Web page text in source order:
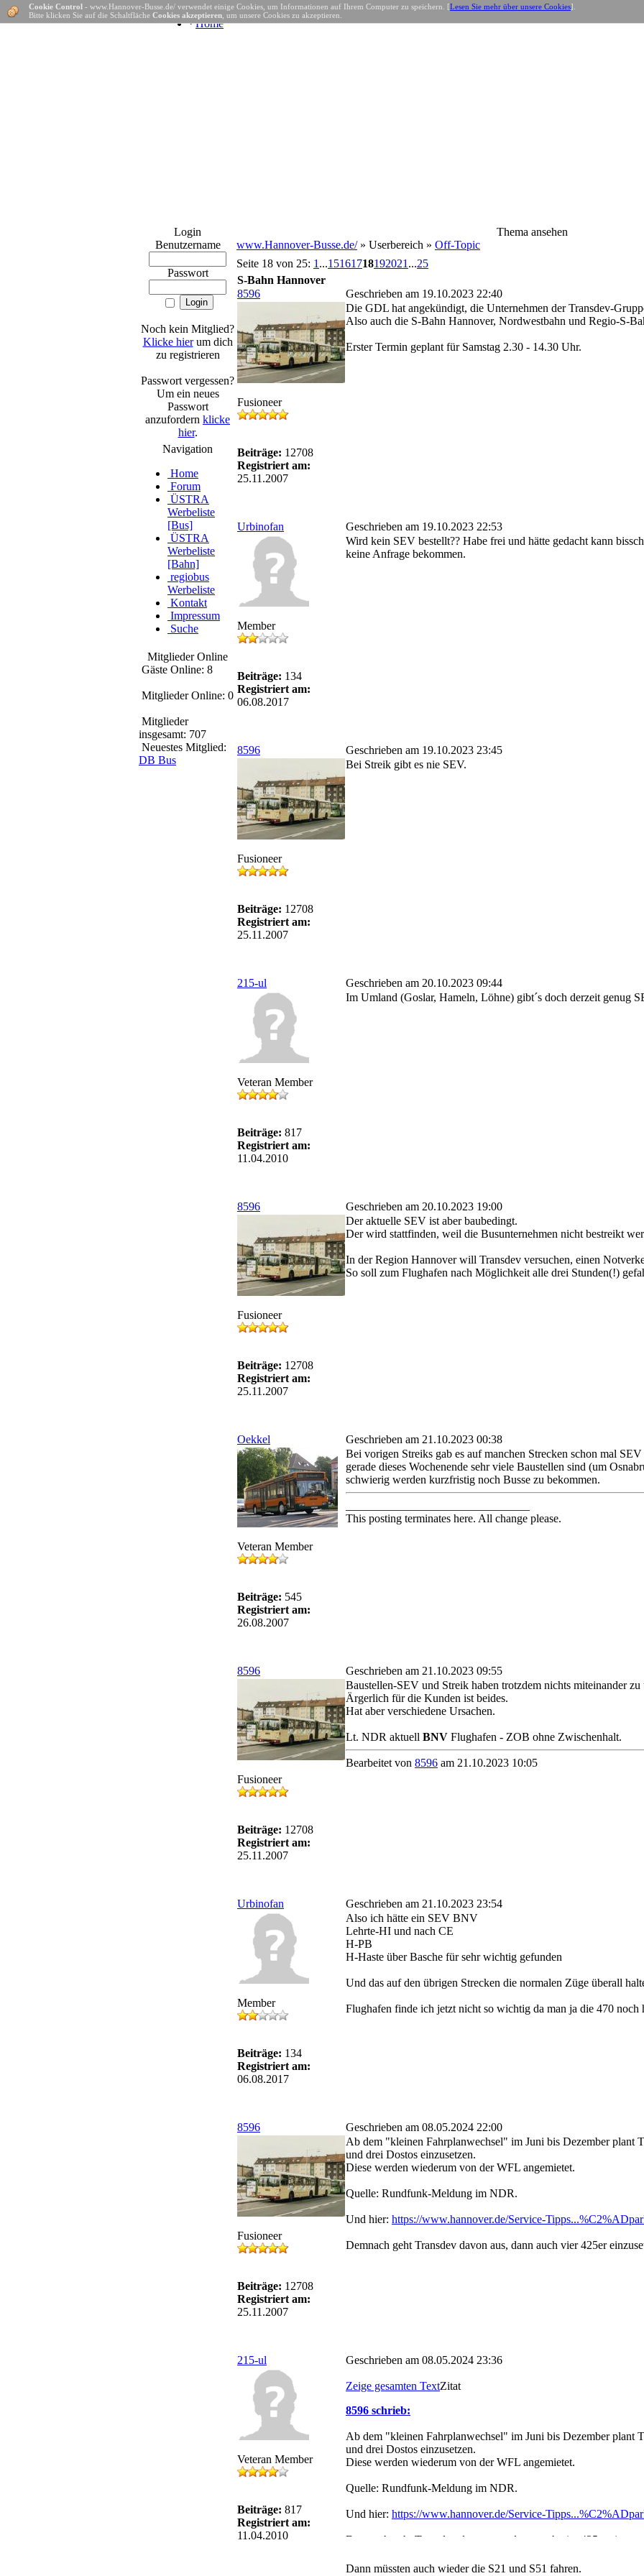
· Home
Login
Benutzername
Passwort
Noch kein Mitglied?
Klicke hierum dich
zu registrieren
Passwort vergessen?
Um ein neues
Passwort
anzufordern klicke
hier.
Navigation
Home
Forum
ÜSTRA
Werbeliste
[Bus]
ÜSTRA
Werbeliste
[Bahn]
regiobus
Werbeliste
Kontakt
Impressum
Suche
Mitglieder Online
Gäste Online: 8
Mitglieder Online: 0
Mitglieder
insgesamt: 707
Neuestes Mitglied:
DB Bus
Cookie Control - www.Hannover-Busse.de/ verwendet einige Cookies, um Informationen auf Ihrem Computer zu speichern. [Lesen Sie mehr über unsere Cookies].
Bitte klicken Sie auf die Schaltfläche Cookies akzeptieren , um unsere Cookies zu akzeptieren.
Thema ansehen
www.Hannover-Busse.de/» Userbereich » Off-Topic
Seite 18 von 25: 1 ...15161718192021 ...25
S-Bahn Hannover
8596
Geschrieben am 19.10.2023 22:40
Fusioneer
Beiträge: 12708
Registriert am:
25.11.2007
Die GDL hat angekündigt, die Unternehmen der Transdev-
Also auch die S-Bahn Hannover, Nordwestbahn und Regio-S-
Erster Termin geplant für Samstag 2.30 - 14.30 Uhr.
Urbinofan Geschrieben am 19.10.2023 22:53
Member
Beiträge: 134
Registriert am:
06.08.2017
Wird kein SEV bestellt?? Habe frei und hätte gedacht kann
keine Anfrage bekommen.
8596 Geschrieben am 19.10.2023 23:45
Fusioneer
Beiträge: 12708
Registriert am:
25.11.2007
Bei Streik gibt es nie SEV.
215-ul Geschrieben am 20.10.2023 09:44
Veteran Member
Beiträge: 817
Registriert am:
11.04.2010
Im Umland (Goslar, Hameln, Löhne) gibt´s doch derzeit genug
8596 Geschrieben am 20.10.2023 19:00
Fusioneer
Beiträge: 12708
Registriert am:
25.11.2007
Der aktuelle SEV ist aber baubedingt.
Der wird stattfinden, weil die Busunternehmen nicht bestreikt
In der Region Hannover will Transdev versuchen, einen
So soll zum Flughafen nach Möglichkeit alle drei Stunden(!)
Oekkel Geschrieben am 21.10.2023 00:38
Veteran Member
Beiträge: 545
Registriert am:
26.08.2007
Bei vorigen Streiks gab es auf manchen Strecken schon mal
gerade dieses Wochenende sehr viele Baustellen sind (um
schwierig werden kurzfristig noch Busse zu bekommen.
This posting terminates here. All change please.
8596 Geschrieben am 21.10.2023 09:55
Fusioneer
Beiträge: 12708
Registriert am:
25.11.2007
Baustellen-SEV und Streik haben trotzdem nichts miteinander zu
Ärgerlich für die Kunden ist beides.
Hat aber verschiedene Ursachen.
Lt. NDR aktuell BNV Flughafen - ZOB ohne Zwischenhalt.
Bearbeitet von 8596 am 21.10.2023 10:05
Urbinofan Geschrieben am 21.10.2023 23:54
Member
Beiträge: 134
Registriert am:
06.08.2017
Also ich hätte ein SEV BNV
Lehrte-HI und nach CE
H-PB
H-Haste über Basche für sehr wichtig gefunden
Und das auf den übrigen Strecken die normalen Züge überall
Flughafen finde ich jetzt nicht so wichtig da man ja die 470 noch
8596 Geschrieben am 08.05.2024 22:00
Fusioneer
Beiträge: 12708
Registriert am:
25.11.2007
Ab dem "kleinen Fahrplanwechsel" im Juni bis Dezember plant
und drei Dostos einzusetzen.
Diese werden wiederum von der WFL angemietet.
Quelle: Rundfunk-Meldung im NDR.
Und hier: https://www.hannover.de/Service-
Demnach geht Transdev davon aus, dann auch vier 425er
215-ul Geschrieben am 08.05.2024 23:36
Veteran Member
Beiträge: 817
Registriert am:
11.04.2010
Zeige gesamten TextZitat
8596 schrieb:
Ab dem "kleinen Fahrplanwechsel" im Juni bis Dezember plant
und drei Dostos einzusetzen.
Diese werden wiederum von der WFL angemietet.
Quelle: Rundfunk-Meldung im NDR.
Und hier: https://www.hannover.de/Service-
Demnach geht Transdev davon aus, dann auch vier 425er
Dann müssten auch wieder die S21 und S51 fahren.